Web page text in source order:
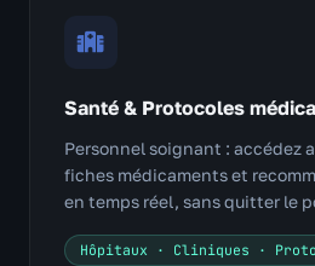
Santé & Protocoles
Personnel soignant : accédez
fiches médicaments et
en temps réel, sans quitter le
Hôpitaux · Cliniques ·